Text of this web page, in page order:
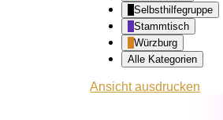
Selbsthilfegruppe
Stammtisch
Würzburg
Alle Kategorien
Ansichtausdrucken